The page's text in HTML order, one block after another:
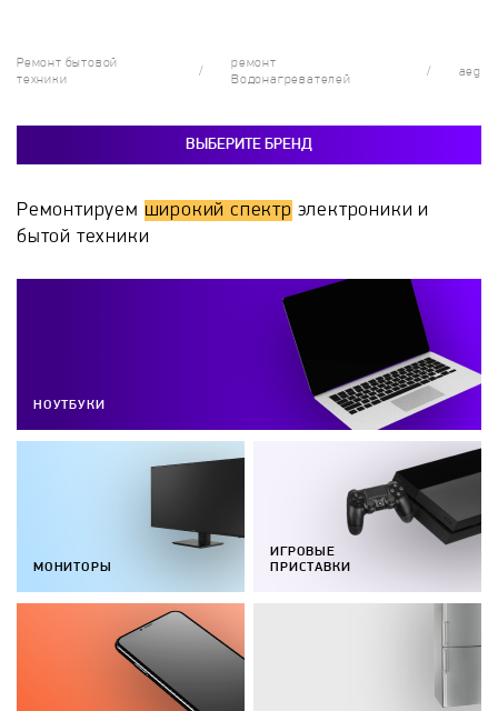
Ремонт бытовой
техники
ремонт
Водонагревателей
aeg
ВЫБЕРИТЕ БРЕНД
Ремонтируем широкий спектр электроники и
бытой техники
НОУТБУКИ
МОНИТОРЫ
ИГРОВЫЕ
ПРИСТАВКИ